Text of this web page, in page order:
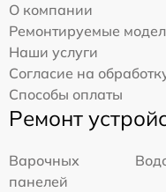
О компании
Ремонтируемые
Наши услуги
Согласие на
Способы оплаты
Ремонт
Варочных
панелей